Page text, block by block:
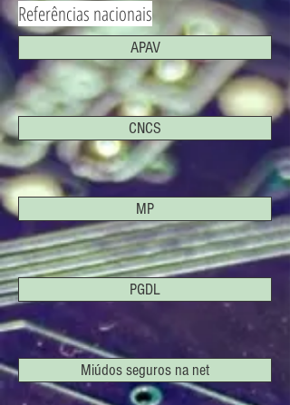
Referências nacionais
APAV
CNCS
MP
PGDL
Miúdos seguros na net